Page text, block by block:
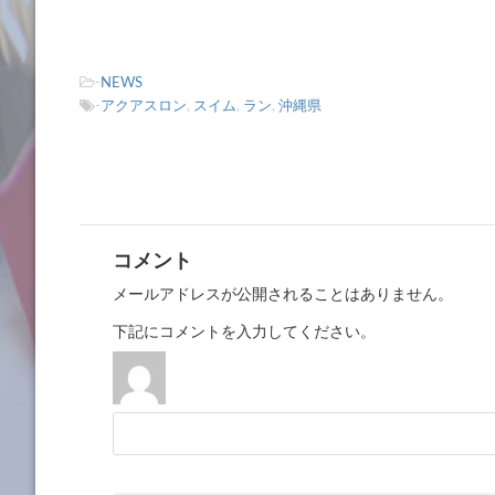
- NEWS
-アクアスロン, スイム, ラン, 沖縄県
コメント
メールアドレスが公開されることはありません。
下記にコメントを入力してください。